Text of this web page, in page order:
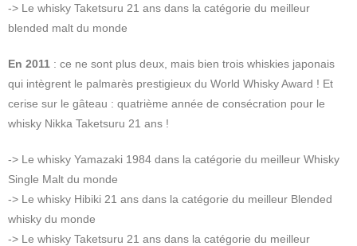
-> Le whisky Taketsuru 21 ans dans la catégorie du meilleur
blended malt du monde
En 2011 : ce ne sont plus deux, mais bien trois whiskies japonais
qui intègrent le palmarès prestigieux du World Whisky Award ! Et
cerise sur le gâteau : quatrième année de consécration pour le
whisky Nikka Taketsuru 21 ans !
-> Le whisky Yamazaki 1984 dans la catégorie du meilleur Whisky
Single Malt du monde
-> Le whisky Hibiki 21 ans dans la catégorie du meilleur Blended
whisky du monde
-> Le whisky Taketsuru 21 ans dans la catégorie du meilleur